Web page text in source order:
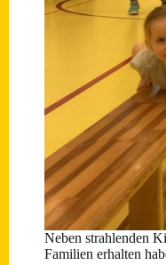
Neben strahlenden
Familien erhalten